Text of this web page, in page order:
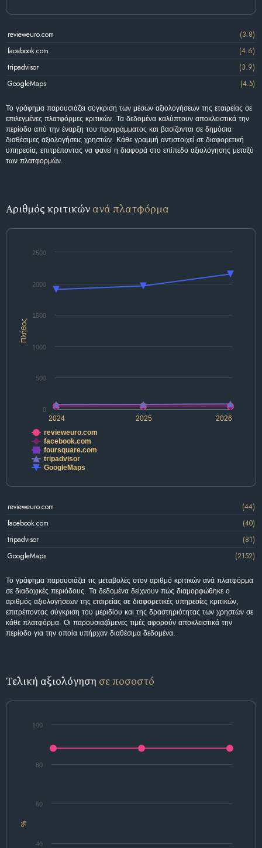
revieweuro.com
(3.8)
facebook.com
(4.6)
tripadvisor
(3.9)
GoogleMaps
(4.5)
Το γράφημα παρουσιάζει σύγκριση των μέσων αξιολογήσεων της εταιρείας σε
επιλεγμένες πλατφόρμες κριτικών. Τα δεδομένα καλύπτουν αποκλειστικά την
περίοδο από την έναρξη του προγράμματος και βασίζονται σε δημόσια
διαθέσιμες αξιολογήσεις χρηστών. Κάθε γραμμή αντιστοιχεί σε διαφορετική
υπηρεσία, επιτρέποντας να φανεί η διαφορά στο επίπεδο αξιολόγησης μεταξύ
των πλατφορμών.
Αριθμός κριτικών ανά πλατφόρμα
Πλήθος
2024 2025 2026
0
500
1000
1500
2000
2500
revieweuro.com
facebook.com
foursquare.com
tripadvisor
GoogleMaps
revieweuro.com
(44)
facebook.com
(40)
tripadvisor
(81)
GoogleMaps
(2152)
Το γράφημα παρουσιάζει τις μεταβολές στον αριθμό κριτικών ανά πλατφόρμα
σε διαδοχικές περιόδους. Τα δεδομένα δείχνουν πώς διαμορφώθηκε ο
αριθμός αξιολογήσεων της εταιρείας σε διαφορετικές υπηρεσίες κριτικών,
επιτρέποντας σύγκριση του μεριδίου και της δραστηριότητας των χρηστών σε
κάθε πλατφόρμα. Οι παρουσιαζόμενες τιμές αφορούν αποκλειστικά την
περίοδο για την οποία υπήρχαν διαθέσιμα δεδομένα.
Τελική αξιολόγηση σε ποσοστό
%
40
60
80
100